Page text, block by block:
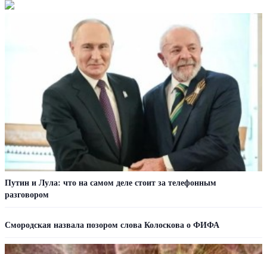
Путин и Лула: что на самом деле стоит за телефонным
разговором
Смородская назвала позором слова Колоскова о ФИФА